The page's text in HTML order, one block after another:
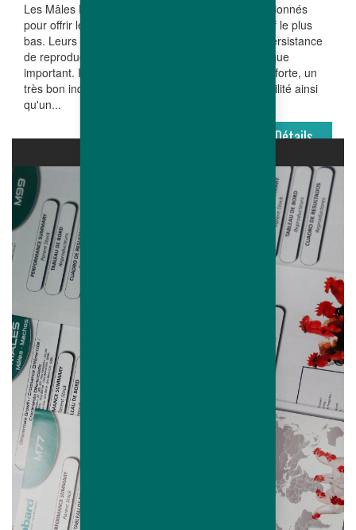
Les Mâles Hubbard Conventionnels ont été sélectionnés
pour offrir le meilleur rendement viande au coût vif le plus
bas. Leurs qualités, en termes de viabilité et de persistance
de reproduction, apportent un avantage économique
important. Ils se caractérisent par une croissance forte, un
très bon indice de conversion, une excellente viabilité ainsi
qu'un...
Détails